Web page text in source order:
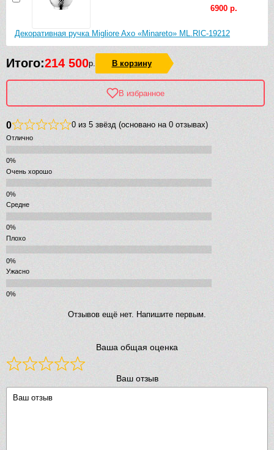
Декоративная ручка Migliore Axo «Minareto» ML.RIC-19212
6900 р.
Итого:214 500р. В корзину
В избранное
0 0 из 5 звёзд (основано на 0 отзывах)
Отлично
Очень хорошо
Средне
Плохо
Ужасно
Отзывов ещё нет. Напишите первым.
Ваша общая оценка
Ваш отзыв